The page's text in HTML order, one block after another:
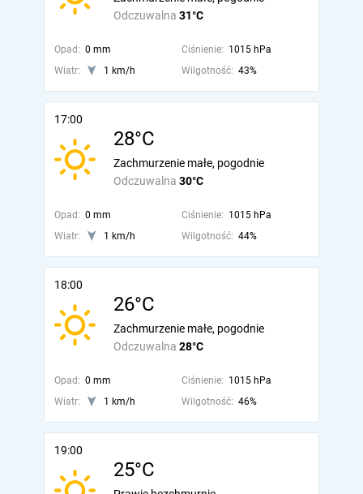
Odczuwalna 31°C
Opad: 0 mm Ciśnienie: 1015 hPa
Wiatr:
1 km/h Wilgotność: 43%
17:00
28°C
Odczuwalna 30°C
Zachmurzenie małe, pogodnie
Opad: 0 mm Ciśnienie: 1015 hPa
Wiatr:
1 km/h Wilgotność: 44%
18:00
26°C
Odczuwalna 28°C
Zachmurzenie małe, pogodnie
Opad: 0 mm Ciśnienie: 1015 hPa
Wiatr:
1 km/h Wilgotność: 46%
19:00
25°C